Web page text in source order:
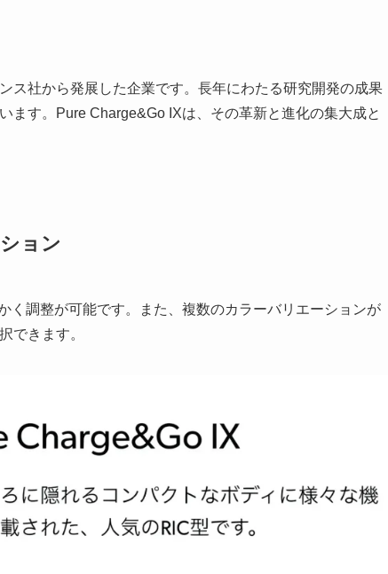
ス社から発展した企業です。長年にわたる研究開発の成果
ます。Pure Charge&Go IXは、その革新と進化の集大成と
ョン
く調整が可能です。また、複数のカラーバリエーションが
できます。